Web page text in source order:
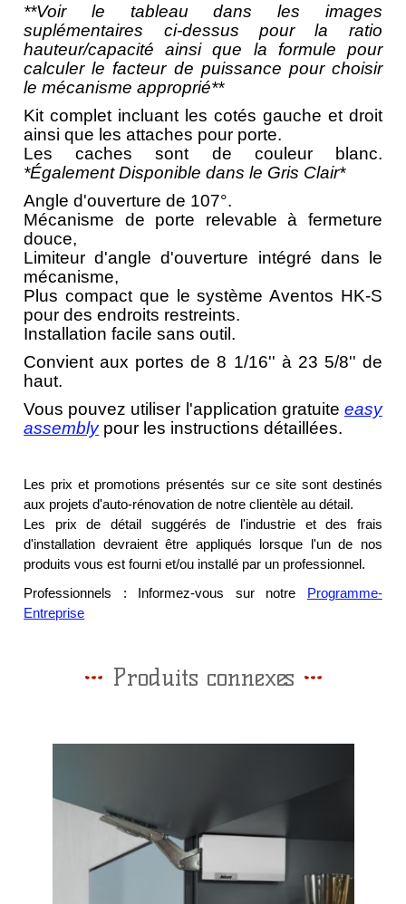
**Voir le tableau dans les images
suplémentaires ci-dessus pour la ratio
hauteur/capacité ainsi que la formule pour
calculer le facteur de puissance pour choisir
le mécanisme approprié**
Kit complet incluant les cotés gauche et droit
ainsi que les attaches pour porte.
Les caches sont de couleur blanc.
*Également Disponible dans le Gris Clair*
Angle d'ouverture de 107°.
Mécanisme de porte relevable à fermeture
douce,
Limiteur d'angle d'ouverture intégré dans le
mécanisme,
Plus compact que le système Aventos HK-S
pour des endroits restreints.
Installation facile sans outil.
Convient aux portes de 8 1/16'' à 23 5/8'' de
haut.
Vous pouvez utiliser l'application gratuite easy
assemblypour les instructions détaillées.
Les prix et promotions présentés sur ce site sont destinés
aux projets d'auto-rénovation de notre clientèle au détail.
Les prix de détail suggérés de l'industrie et des frais
d'installation devraient être appliqués lorsque l'un de nos
produits vous est fourni et/ou installé par un professionnel.
Professionnels : Informez-vous sur notre
Programme-
Entreprise
Produits connexes